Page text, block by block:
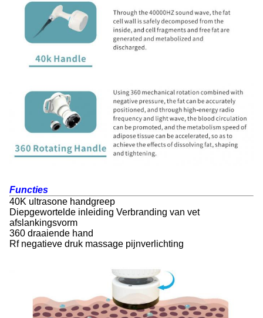
Functies
40K ultrasone handgreep
Diepgewortelde inleiding Verbranding van vet
afslankingsvorm
360 draaiende hand
Rf negatieve druk massage pijnverlichting